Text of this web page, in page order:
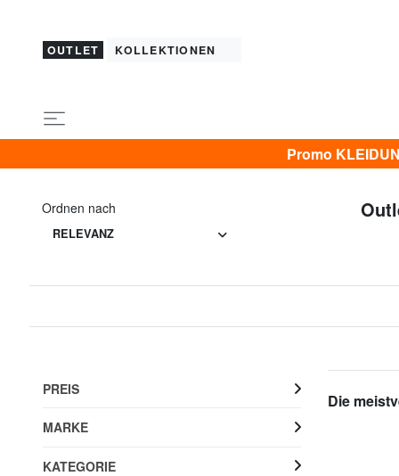
OUTLET KOLLEKTIONEN
Promo
Ordnen nach
RELEVANZ
Die
PREIS
MARKE
KATEGORIE